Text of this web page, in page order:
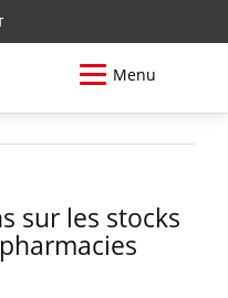
Menu
sur les stocks